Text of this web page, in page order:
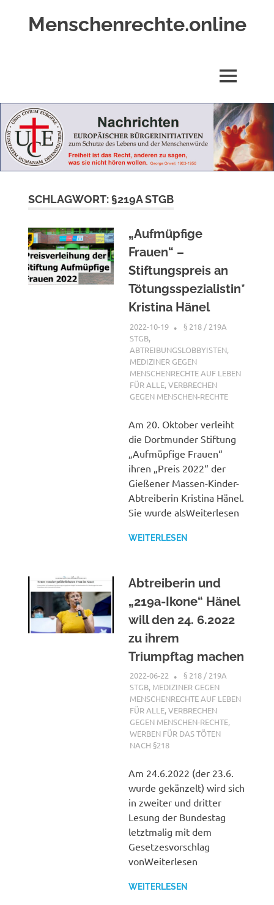
Menschenrechte.online
Geborene
wie
für
Ungeborene
MENÜ
SCHLAGWORT:§219A STGB
„Aufmüpfige
Frauen“ –
Stiftungspreis an
Tötungsspezialistin*
Kristina Hänel
2022-10-19 XX
§ 218 / 219A
STGB,
ABTREIBUNGSLOBBYISTEN,
MEDIZINER GEGEN
MENSCHENRECHTE AUF LEBEN
FÜR ALLE,VERBRECHEN
GEGEN MENSCHEN-RECHTE
Am 20. Oktober verleiht
die Dortmunder Stiftung
„Aufmüpfige Frauen“
ihren „Preis 2022“ der
Gießener Massen-Kinder-
Abtreiberin Kristina Hänel.
Sie wurde alsWeiterlesen
WEITERLESEN
Abtreiberin und
„219a-Ikone“ Hänel
will den 24. 6.2022
zu ihrem
Triumpftag machen
2022-06-22 XX
§ 218 / 219A
STGB, MEDIZINER GEGEN
MENSCHENRECHTE AUF LEBEN
FÜR ALLE,VERBRECHEN
GEGEN MENSCHEN-RECHTE,
WERBEN FÜR DAS TÖTEN
NACH §218
Am 24.6.2022 (der 23.6.
wurde gekänzelt) wird sich
in zweiter und dritter
Lesung der Bundestag
letztmalig mit dem
Gesetzesvorschlag
vonWeiterlesen
WEITERLESEN